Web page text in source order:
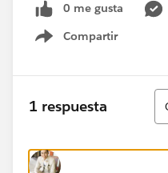
0 me gusta
Compartir
Show menu
1 respuesta